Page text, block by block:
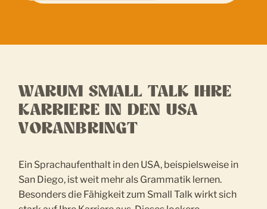
WARUM SMALL TALK IHRE
KARRIERE IN DEN USA
VORANBRINGT
Ein Sprachaufenthalt in den USA, beispielsweise in
San Diego, ist weit mehr als Grammatik lernen.
Besonders die Fähigkeit zum Small Talk wirkt sich